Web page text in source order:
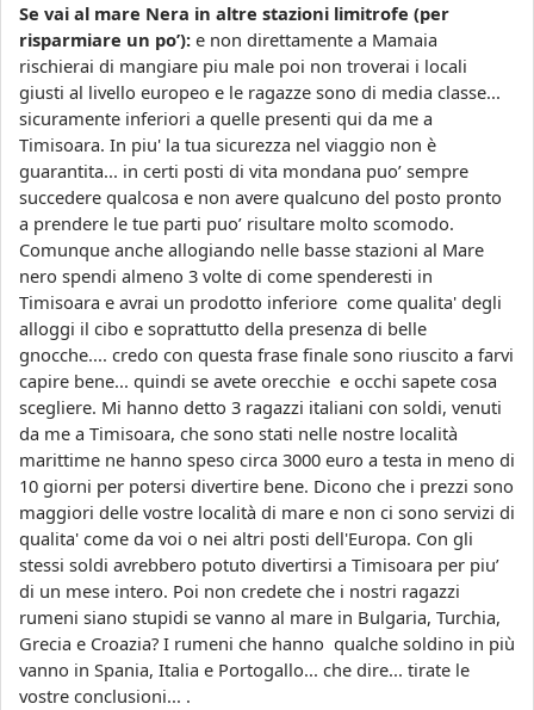
Se vai al mare Nera in altre stazioni limitrofe (per
risparmiare un po’): e non direttamente a Mamaia
rischierai di mangiare piu male poi non troverai i locali
giusti al livello europeo e le ragazze sono di media classe...
sicuramente inferiori a quelle presenti qui da me a
Timisoara. In piu' la tua sicurezza nel viaggio non è
guarantita... in certi posti di vita mondana puo’ sempre
succedere qualcosa e non avere qualcuno del posto pronto
a prendere le tue parti puo’ risultare molto scomodo.
Comunque anche allogiando nelle basse stazioni al Mare
nero spendi almeno 3 volte di come spenderesti in
Timisoara e avrai un prodotto inferiore come qualita' degli
alloggi il cibo e soprattutto della presenza di belle
gnocche.... credo con questa frase finale sono riuscito a farvi
capire bene... quindi se avete orecchie e occhi sapete cosa
scegliere. Mi hanno detto 3 ragazzi italiani con soldi, venuti
da me a Timisoara, che sono stati nelle nostre località
marittime ne hanno speso circa 3000 euro a testa in meno di
10 giorni per potersi divertire bene. Dicono che i prezzi sono
maggiori delle vostre località di mare e non ci sono servizi di
qualita' come da voi o nei altri posti dell'Europa. Con gli
stessi soldi avrebbero potuto divertirsi a Timisoara per piu’
di un mese intero. Poi non credete che i nostri ragazzi
rumeni siano stupidi se vanno al mare in Bulgaria, Turchia,
Grecia e Croazia? I rumeni che hanno qualche soldino in più
vanno in Spania, Italia e Portogallo... che dire... tirate le
vostre conclusioni... .